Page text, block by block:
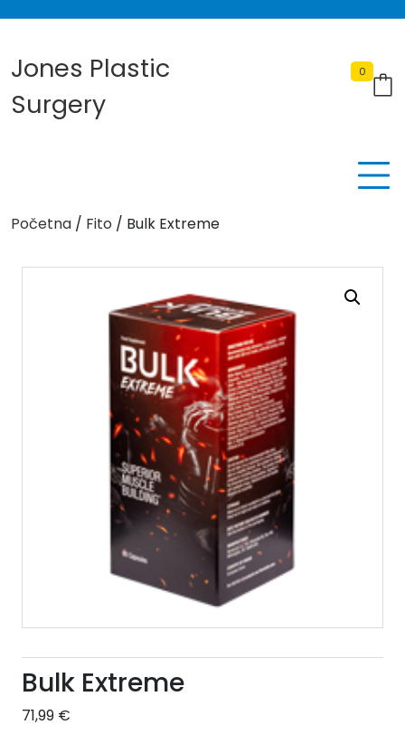
Jones Plastic
Surgery
0
Početna / Fito / Bulk Extreme
Bulk Extreme
71,99 €